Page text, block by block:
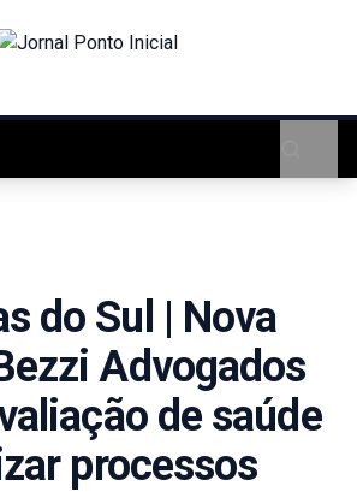
do Sul | Nova
Advogados
de saúde
processos